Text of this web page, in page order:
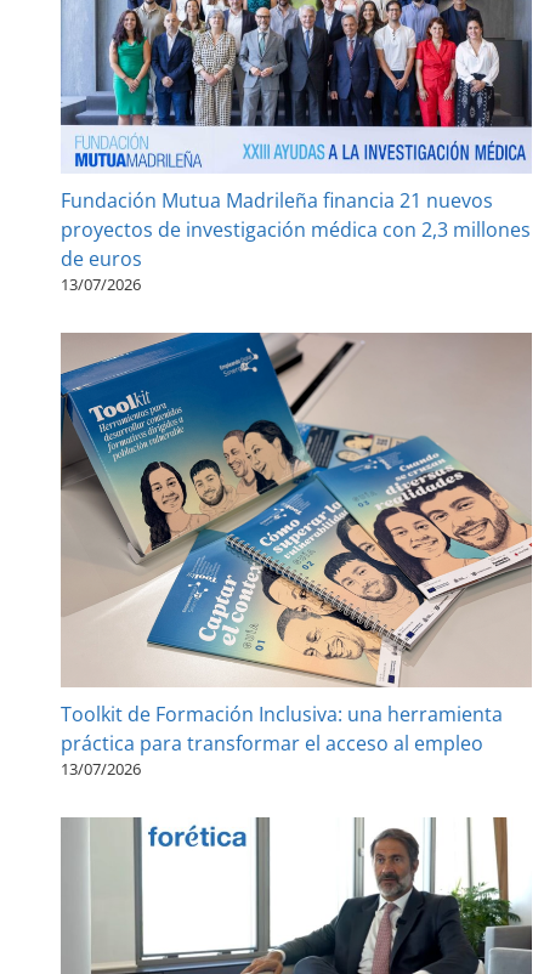
Fundación Mutua Madrileña financia 21 nuevos
proyectos de investigación médica con 2,3 millones
de euros
13/07/2026
Toolkit de Formación Inclusiva: una herramienta
práctica para transformar el acceso al empleo
13/07/2026